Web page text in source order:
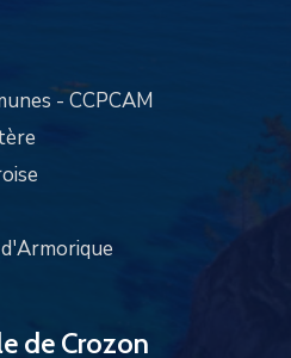
- CCPCAM
de Crozon